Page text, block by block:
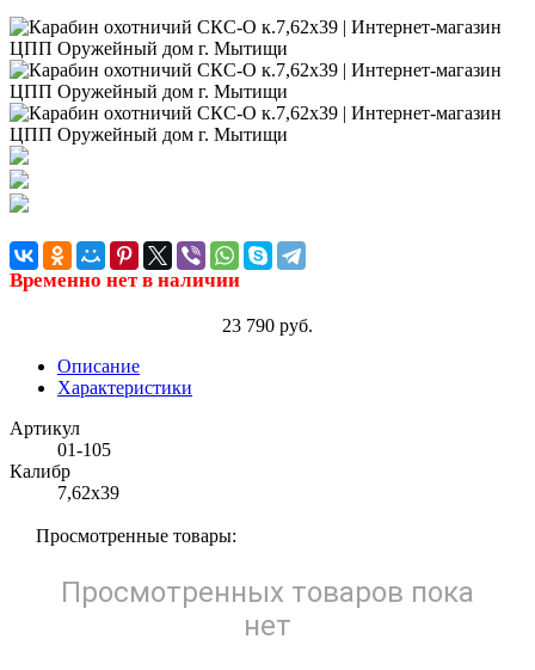
Временно нет в наличии
23 790 руб.
Описание
Характеристики
Артикул
01-105
Калибр
7,62х39
Просмотренные товары:
Просмотренных товаров пока
нет